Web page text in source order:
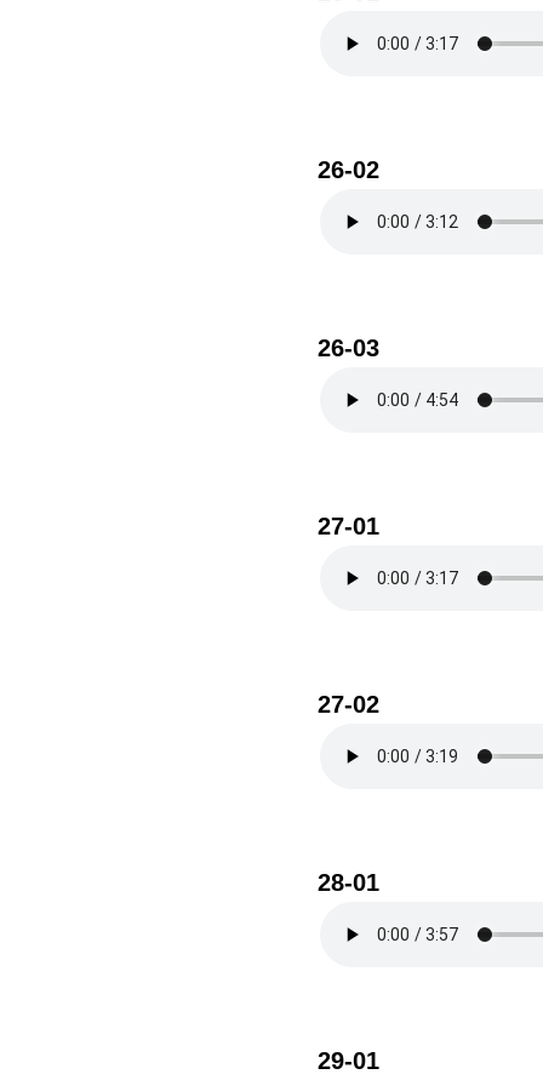
26-02
26-03
27-01
27-02
28-01
29-01